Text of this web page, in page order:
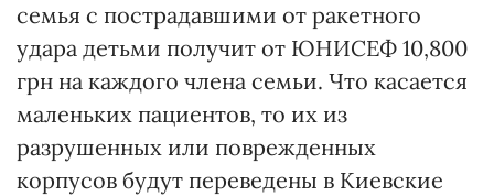
семья с пострадавшими от ракетного
удара детьми получит от ЮНИСЕФ 10,800
грн на каждого члена семьи. Что касается
маленьких пациентов, то их из
разрушенных или поврежденных
корпусов будут переведены в Киевские